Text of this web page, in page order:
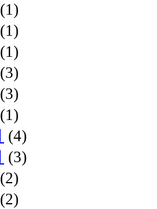
(1)
(1)
(1)
(3)
(3)
(1)
(4)
(3)
(2)
(2)